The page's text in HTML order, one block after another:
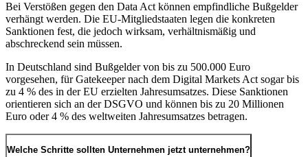
Bei Verstößen gegen den Data Act können empfindliche Bußgelder
verhängt werden. Die EU-Mitgliedstaaten legen die konkreten
Sanktionen fest, die jedoch wirksam, verhältnismäßig und
abschreckend sein müssen.
In Deutschland sind Bußgelder von bis zu 500.000 Euro
vorgesehen, für Gatekeeper nach dem Digital Markets Act sogar bis
zu 4 % des in der EU erzielten Jahresumsatzes. Diese Sanktionen
orientieren sich an der DSGVO und können bis zu 20 Millionen
Euro oder 4 % des weltweiten Jahresumsatzes betragen.
Welche Schritte sollten Unternehmen jetzt unternehmen?